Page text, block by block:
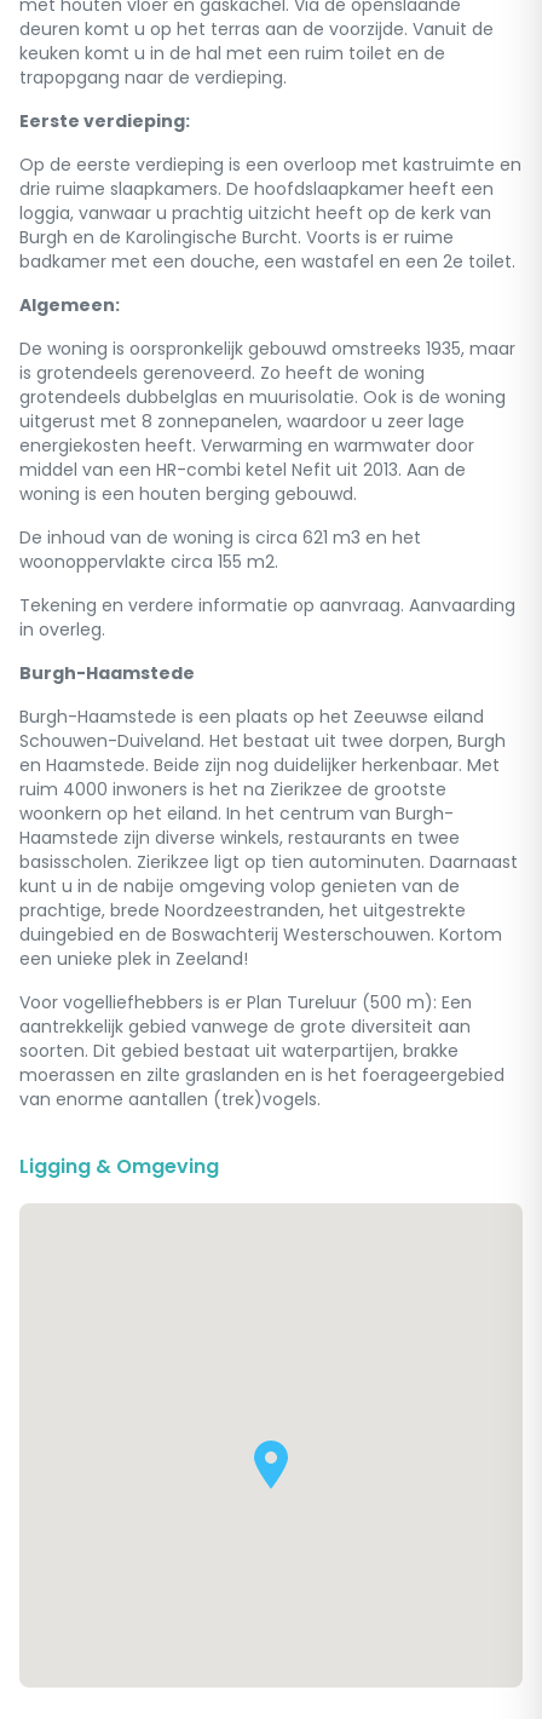
met houten vloer en gaskachel. Via de openslaande
deuren komt u op het terras aan de voorzijde. Vanuit de
keuken komt u in de hal met een ruim toilet en de
trapopgang naar de verdieping.
Eerste verdieping:
Op de eerste verdieping is een overloop met kastruimte en
drie ruime slaapkamers. De hoofdslaapkamer heeft een
loggia, vanwaar u prachtig uitzicht heeft op de kerk van
Burgh en de Karolingische Burcht. Voorts is er ruime
badkamer met een douche, een wastafel en een 2e toilet.
Algemeen:
De woning is oorspronkelijk gebouwd omstreeks 1935, maar
is grotendeels gerenoveerd. Zo heeft de woning
grotendeels dubbelglas en muurisolatie. Ook is de woning
uitgerust met 8 zonnepanelen, waardoor u zeer lage
energiekosten heeft. Verwarming en warmwater door
middel van een HR-combi ketel Nefit uit 2013. Aan de
woning is een houten berging gebouwd.
De inhoud van de woning is circa 621 m3 en het
woonoppervlakte circa 155 m2.
Tekening en verdere informatie op aanvraag. Aanvaarding
in overleg.
Burgh-Haamstede
Burgh-Haamstede is een plaats op het Zeeuwse eiland
Schouwen-Duiveland. Het bestaat uit twee dorpen, Burgh
en Haamstede. Beide zijn nog duidelijker herkenbaar. Met
ruim 4000 inwoners is het na Zierikzee de grootste
woonkern op het eiland. In het centrum van Burgh-
Haamstede zijn diverse winkels, restaurants en twee
basisscholen. Zierikzee ligt op tien autominuten. Daarnaast
kunt u in de nabije omgeving volop genieten van de
prachtige, brede Noordzeestranden, het uitgestrekte
duingebied en de Boswachterij Westerschouwen. Kortom
een unieke plek in Zeeland!
Voor vogelliefhebbers is er Plan Tureluur (500 m): Een
aantrekkelijk gebied vanwege de grote diversiteit aan
soorten. Dit gebied bestaat uit waterpartijen, brakke
moerassen en zilte graslanden en is het foerageergebied
van enorme aantallen (trek)vogels.
Ligging & Omgeving